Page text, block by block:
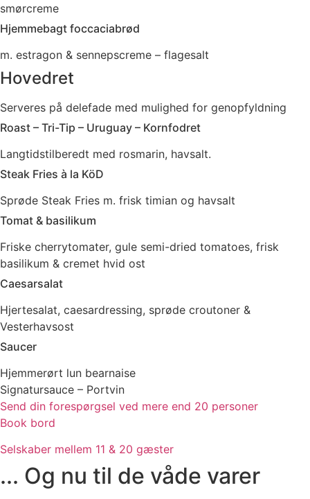
smørcreme
Hjemmebagt foccaciabrød
m. estragon & sennepscreme – flagesalt
Hovedret
Serveres på delefade med mulighed for genopfyldning
Roast – Tri-Tip – Uruguay – Kornfodret
Langtidstilberedt med rosmarin, havsalt.
Steak Fries à la KöD
Sprøde Steak Fries m. frisk timian og havsalt
Tomat & basilikum
Friske cherrytomater, gule semi-dried tomatoes, frisk
basilikum & cremet hvid ost
Caesarsalat
Hjertesalat, caesardressing, sprøde croutoner &
Vesterhavsost
Saucer
Hjemmerørt lun bearnaise
Signatursauce – Portvin
Send din forespørgsel ved mere end 20 personer
Book bord
Selskaber mellem 11 & 20 gæster
... Og nu til de våde varer